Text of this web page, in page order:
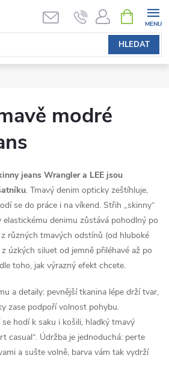
HLEDAT
NÁKUPNÍ
KOŠÍK
modré
jeans Wrangler a LEE jsou
. Tmavý denim opticky zeštíhluje,
se do práce i na víkend. Střih „skinny“
denimu zůstává pohodlný po
různých tmavých odstínů (od hluboké
úzkých siluet od jemně přiléhavé až po
toho, jak výrazný efekt chcete.
a detaily: pevnější tkanina lépe drží tvar,
zase podpoří volnost pohybu.
hodí k saku i košili, hladký tmavý
casual“. Údržba je jednoduchá: perte
a sušte volně, barva vám tak vydrží